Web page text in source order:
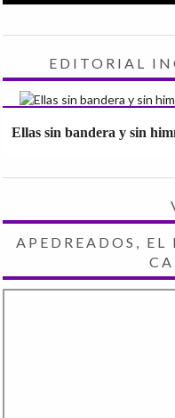
EDITORIAL
Ellas sin bandera y sin
APEDREADOS,